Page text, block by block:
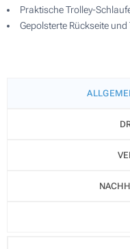
Praktische Trolley-
Gepolsterte Rückseite